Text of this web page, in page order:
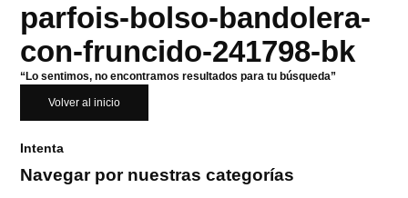
parfois-bolso-bandolera-
con-fruncido-241798-bk
“Lo sentimos, no encontramos resultados para tu búsqueda”
Volver al inicio
Intenta
Navegar por nuestras categorías